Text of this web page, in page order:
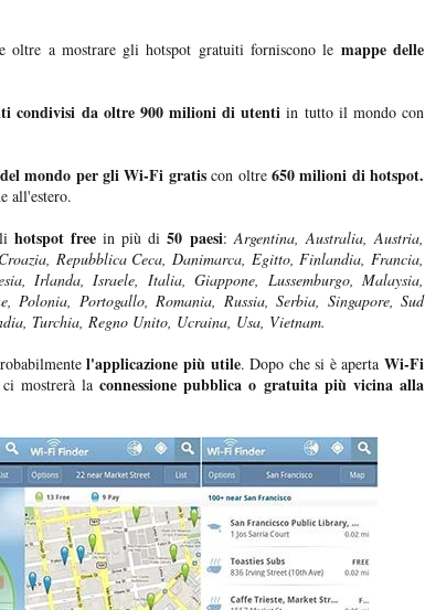
oltre a mostrare gli hotspot gratuiti forniscono le mappe delle
condivisi da oltre 900 milioni di utenti in tutto il mondo con
mondo per gli Wi-Fi gratiscon oltre 650 milioni di hotspot.
all'estero.
hotspot freein più di50 paesi:Argentina, Australia, Austria,
Repubblica Ceca, Danimarca, Egitto, Finlandia, Francia,
Irlanda, Israele, Italia, Giappone, Lussemburgo, Malaysia,
Polonia, Portogallo, Romania, Russia, Serbia, Singapore, Sud
Turchia, Regno Unito, Ucraina, Usa, Vietnam.
l'applicazione più utile. Dopo che si è apertaWi-Fi
ci mostrerà laconnessione pubblica o gratuita più vicina alla